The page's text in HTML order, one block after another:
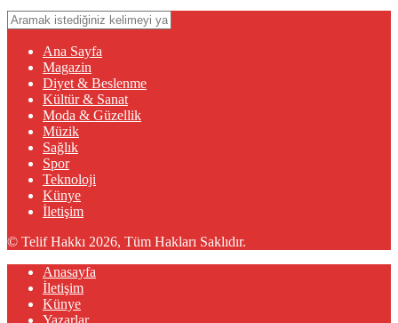
Ana Sayfa
Magazin
Diyet & Beslenme
Kültür & Sanat
Moda & Güzellik
Müzik
Sağlık
Spor
Teknoloji
Künye
İletişim
© Telif Hakkı 2026, Tüm Hakları Saklıdır.
Anasayfa
İletişim
Künye
Yazarlar